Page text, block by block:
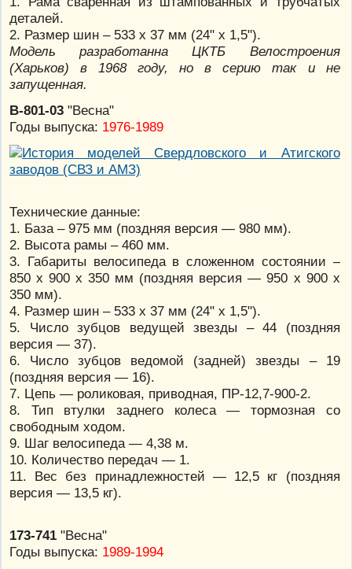
деталей.
2. Размер шин – 533 х 37 мм (24" х 1,5").
Модель разработанна ЦКТБ Велостроения
(Харьков) в 1968 году, но в серию так и не
запущенная.
В-801-03 "Весна"
Годы выпуска: 1976-1989
Технические данные:
1. База – 975 мм (поздняя версия — 980 мм).
2. Высота рамы – 460 мм.
3. Габариты велосипеда в сложенном состоянии –
850 х 900 х 350 мм (поздняя версия — 950 х 900 х
350 мм).
4. Размер шин – 533 х 37 мм (24" х 1,5").
5. Число зубцов ведущей звезды – 44 (поздняя
версия — 37).
6. Число зубцов ведомой (задней) звезды – 19
(поздняя версия — 16).
7. Цепь — роликовая, приводная, ПР-12,7-900-2.
8. Тип втулки заднего колеса — тормозная со
свободным ходом.
9. Шаг велосипеда — 4,38 м.
10. Количество передач — 1.
11. Вес без принадлежностей — 12,5 кг (поздняя
версия — 13,5 кг).
173-741 "Весна"
Годы выпуска: 1989-1994